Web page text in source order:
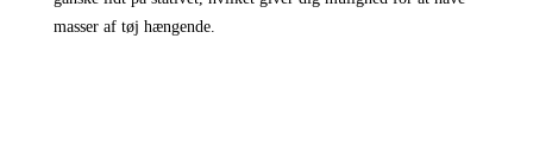
masser af tøj hængende.